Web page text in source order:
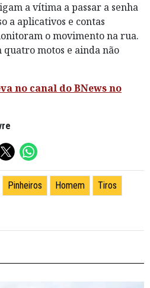
a vítima a passar a senha
a aplicativos e contas
o movimento na rua.
motos e ainda não
no canal do BNews no
Pinheiros Homem Tiros